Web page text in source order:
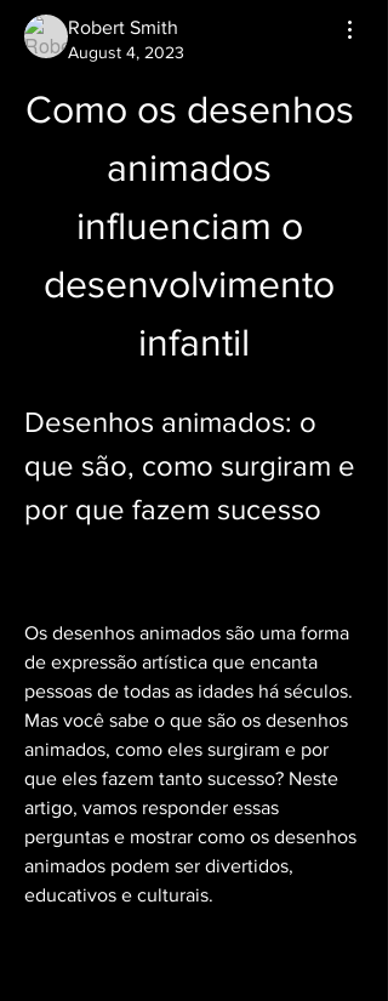
Robert Smith
August 4, 2023
Como os desenhos
animados
influenciam o
desenvolvimento
infantil
Desenhos animados: o
que são, como surgiram e
por que fazem sucesso
Os desenhos animados são uma forma
de expressão artística que encanta
pessoas de todas as idades há séculos.
Mas você sabe o que são os desenhos
animados, como eles surgiram e por
que eles fazem tanto sucesso? Neste
artigo, vamos responder essas
perguntas e mostrar como os desenhos
animados podem ser divertidos,
educativos e culturais.